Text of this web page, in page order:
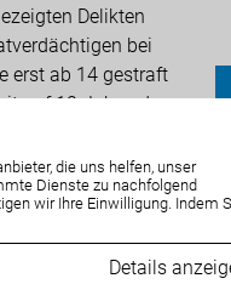
die uns helfen, unser
Dienste zu nachfolgend
wir Ihre Einwilligung. Indem
Details
Delikten
bei
erst ab 14 gestraft
auf 12 Jahre, da
und Neos
rund
gelassen. Das
und die